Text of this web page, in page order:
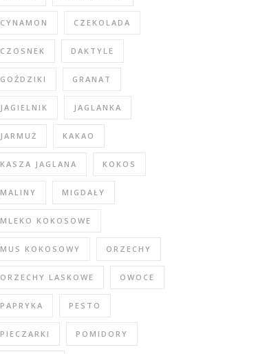
CYNAMON CZEKOLADA
CZOSNEK DAKTYLE
GOŹDZIKI GRANAT
JAGIELNIK JAGLANKA
JARMUŻ KAKAO
KASZA JAGLANA KOKOS
MALINY MIGDAŁY
MLEKO KOKOSOWE
MUS KOKOSOWY ORZECHY
ORZECHY LASKOWE OWOCE
PAPRYKA PESTO
PIECZARKI POMIDORY